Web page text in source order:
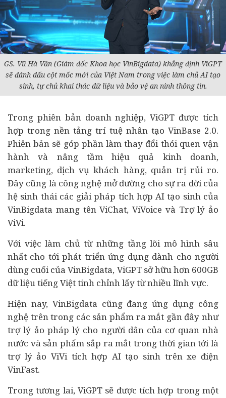
GS. Vũ Hà Văn (Giám đốc Khoa học VinBigdata) khẳng định ViGPT
sẽ đánh dấu cột mốc mới của Việt Nam trong việc làm chủ AI tạo
sinh, tự chủ khai thác dữ liệu và bảo vệ an ninh thông tin.
Trong phiên bản doanh nghiệp, ViGPT được tích
hợp trong nền tảng trí tuệ nhân tạo VinBase 2.0.
Phiên bản sẽ góp phần làm thay đổi thói quen vận
hành và nâng tầm hiệu quả kinh doanh,
marketing, dịch vụ khách hàng, quản trị rủi ro.
Đây cũng là công nghệ mở đường cho sự ra đời của
hệ sinh thái các giải pháp tích hợp AI tạo sinh của
VinBigdata mang tên ViChat, ViVoice và Trợ lý ảo
ViVi.
Với việc làm chủ từ những tầng lõi mô hình sâu
nhất cho tới phát triển ứng dụng dành cho người
dùng cuối của VinBigdata, ViGPT sở hữu hơn 600GB
dữ liệu tiếng Việt tinh chỉnh lấy từ nhiều lĩnh vực.
Hiện nay, VinBigdata cũng đang ứng dụng công
nghệ trên trong các sản phẩm ra mắt gần đây như
trợ lý ảo pháp lý cho người dân của cơ quan nhà
nước và sản phẩm sắp ra mắt trong thời gian tới là
trợ lý ảo ViVi tích hợp AI tạo sinh trên xe điện
VinFast.
Trong tương lai, ViGPT sẽ được tích hợp trong một